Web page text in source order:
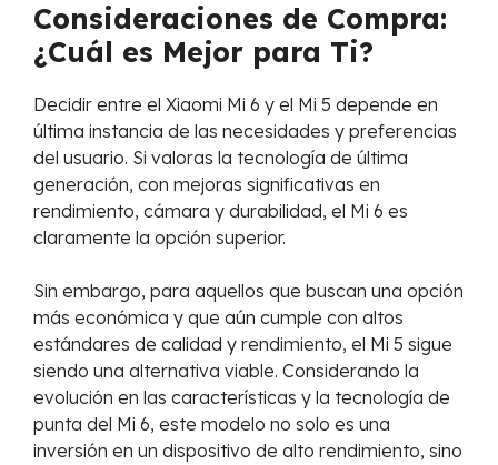
Consideraciones de Compra:
¿Cuál es Mejor para Ti?
Decidir entre el Xiaomi Mi 6 y el Mi 5 depende en
última instancia de las necesidades y preferencias
del usuario. Si valoras la tecnología de última
generación, con mejoras significativas en
rendimiento, cámara y durabilidad, el Mi 6 es
claramente la opción superior.
Sin embargo, para aquellos que buscan una opción
más económica y que aún cumple con altos
estándares de calidad y rendimiento, el Mi 5 sigue
siendo una alternativa viable. Considerando la
evolución en las características y la tecnología de
punta del Mi 6, este modelo no solo es una
inversión en un dispositivo de alto rendimiento, sino